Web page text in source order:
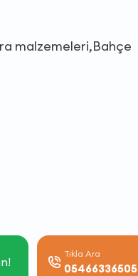
malzemeleri,Bahçe
Tıkla Ara
05466336505